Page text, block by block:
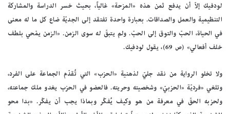
لودفيك إلاّ أن يدفع ثمن هذه «المزحة» غالياً، بحيث خسر الدراسة والمشاركة
التنظيمية والعمل والصداقات. بعبارة واحدة تفتقد إلى الجديّة ضاع كل ما له معنى
في الحياة، الحبّ والتوق إلى الحبّ. ولم يتبقّ له سوى الزمن. «الزمن يمّحي بلطف
خلف أفعالي» (ص 69)، يقول لودفيك.
ولا تخلو الرواية من نقد جليّ لذهنية «الحزب» التي تُقدّم الجماعة على الفرد،
وتلغي «فرديّة «الحزبيّ» وشخصيته وحريته. فالعضو في الحزب يغدو ملك جماعته،
ولحزبه الحقّ في معرفة من هو وكيف يُفكّر وبماذا يجب أن يفكّر. «بدا محو